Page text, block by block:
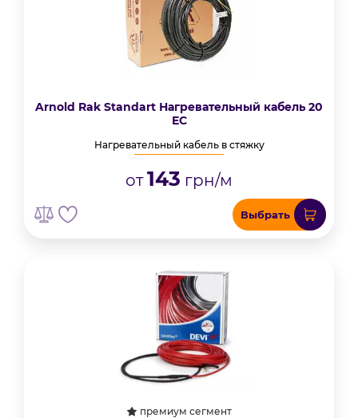
Arnold Rak Standart Нагревательный кабель 20
ЕС
Нагревательный кабель в стяжку
от143 грн/м
Выбрать
премиум сегмент